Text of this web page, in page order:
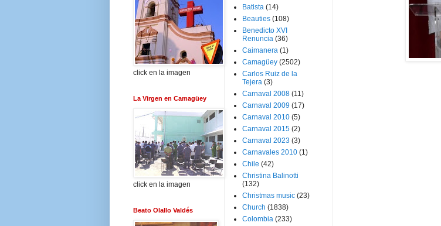
click en la imagen
La Virgen en Camagüey
click en la imagen
Beato Olallo Valdés
Batista (14)
Beauties (108)
Benedicto XVI
Renuncia (36)
Caimanera (1)
Camagüey (2502)
Carlos Ruiz de la
Tejera (3)
Carnaval 2008 (11)
Carnaval 2009 (17)
Carnaval 2010 (5)
Carnaval 2015 (2)
Carnaval 2023 (3)
Carnavales 2010 (1)
Chile (42)
Christina Balinotti
(132)
Christmas music (23)
Church (1838)
Colombia (233)